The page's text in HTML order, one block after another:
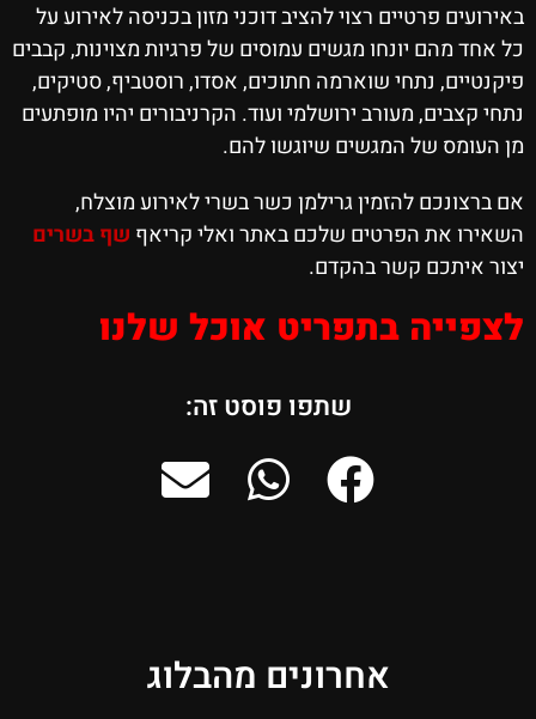
באירועים פרטיים רצוי להציב דוכני מזון בכניסה לאירוע על
כל אחד מהם יונחו מגשים עמוסים של פרגיות מצוינות, קבבים
פיקנטיים, נתחי שוארמה חתוכים, אסדו, רוסטביף, סטיקים,
נתחי קצבים, מעורב ירושלמי ועוד. הקרניבורים יהיו מופתעים
מן העומס של המגשים שיוגשו להם.
אם ברצונכם להזמין גרילמן כשר בשרי לאירוע מוצלח,
השאירו את הפרטים שלכם באתר ואלי קריאף שף בשרים
יצור איתכם קשר בהקדם.
לצפייה בתפריט אוכל שלנו
שתפו פוסט זה:
אחרונים מהבלוג